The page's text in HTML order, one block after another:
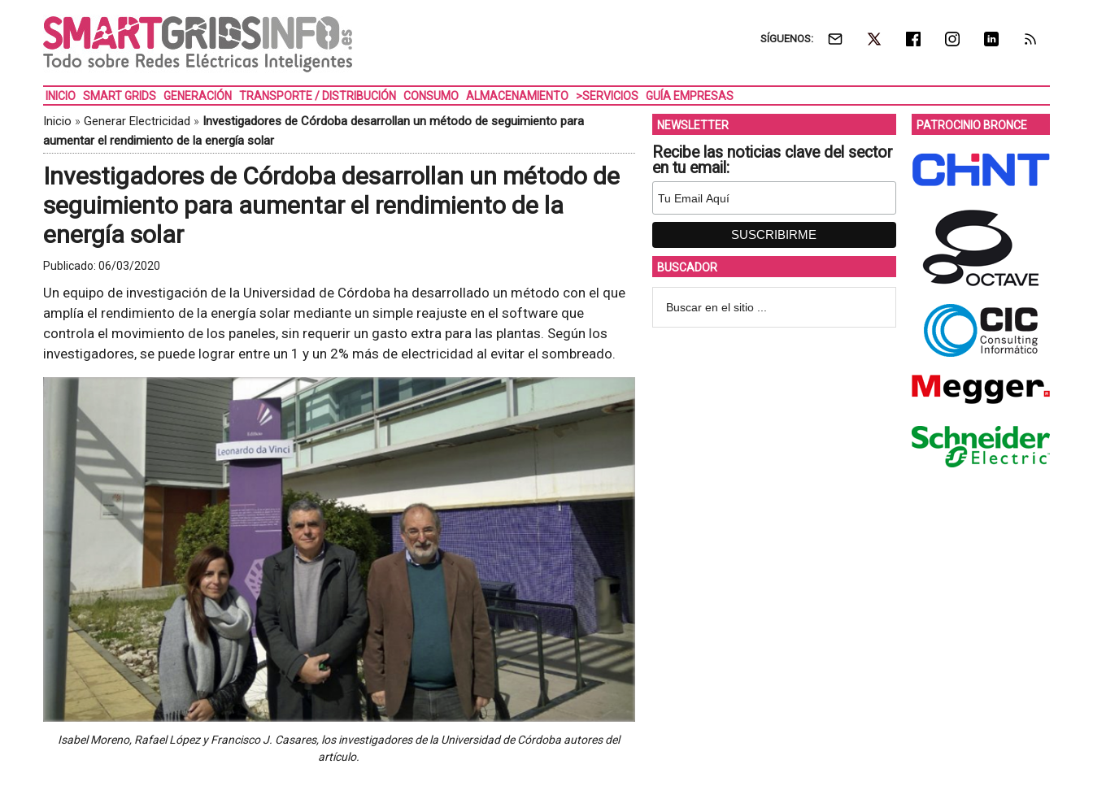
SÍGUENOS:
INICIO SMART GRIDS GENERACIÓN TRANSPORTE / DISTRIBUCIÓN CONSUMO ALMACENAMIENTO >SERVICIOS GUÍA EMPRESAS
Inicio » Generar Electricidad » Investigadores de Córdoba desarrollan un método de seguimiento para
aumentar el rendimiento de la energía solar
Investigadores de Córdoba desarrollan un método de
seguimiento para aumentar el rendimiento de la
energía solar
Publicado: 06/03/2020
Un equipo de investigación de la Universidad de Córdoba ha desarrollado un método con el que
amplía el rendimiento de la energía solar mediante un simple reajuste en el software que
controla el movimiento de los paneles, sin requerir un gasto extra para las plantas. Según los
investigadores, se puede lograr entre un 1 y un 2% más de electricidad al evitar el sombreado.
Isabel Moreno, Rafael López y Francisco J. Casares, los investigadores de la Universidad de Córdoba autores del
artículo.
NEWSLETTER
Recibe las noticias clave del sector
en tu email:
BUSCADOR
PATROCINIO BRONCE